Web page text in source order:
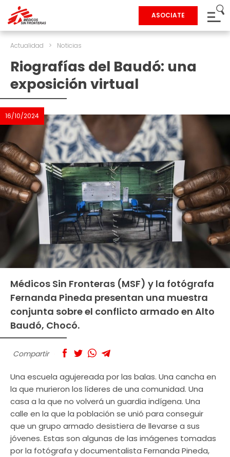
ASOCIATE
Actualidad > Noticias
Riografías del Baudó: una
exposición virtual
16/10/2024
Médicos Sin Fronteras (MSF) y la fotógrafa
Fernanda Pineda presentan una muestra
conjunta sobre el conflicto armado en Alto
Baudó, Chocó.
Compartir
Una escuela agujereada por las balas. Una cancha en
la que murieron los líderes de una comunidad. Una
casa a la que no volverá un guardia indígena. Una
calle en la que la población se unió para conseguir
que un grupo armado desistiera de llevarse a sus
jóvenes. Estas son algunas de las imágenes tomadas
por la fotógrafa y documentalista Fernanda Pineda,